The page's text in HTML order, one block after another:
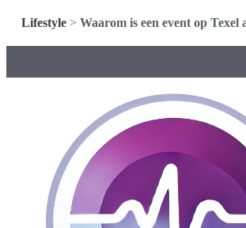
Lifestyle> Waarom is een event op Texel